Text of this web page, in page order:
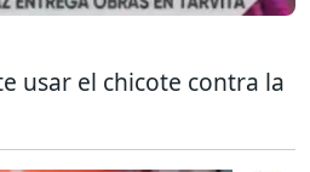
usar el chicote contra la